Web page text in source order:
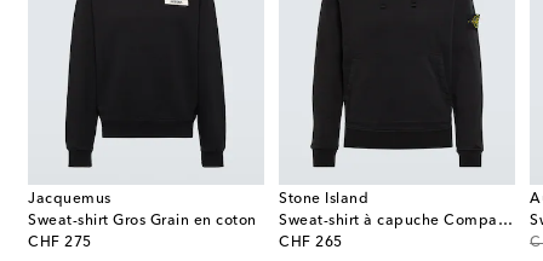
Jacquemus
Sweat-shirt Gros Grain en coton
CHF 275
original price
Stone Island
Sweat-shirt à capuche Compass en coton
CHF 265
original price